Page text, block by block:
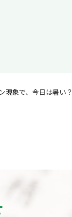
現象で、今日は暑い？